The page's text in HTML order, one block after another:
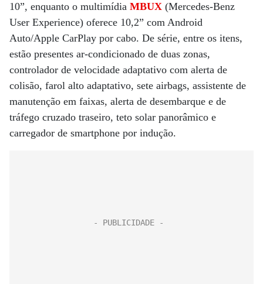
10”, enquanto o multimídia MBUX (Mercedes-Benz
User Experience) oferece 10,2” com Android
Auto/Apple CarPlay por cabo. De série, entre os itens,
estão presentes ar-condicionado de duas zonas,
controlador de velocidade adaptativo com alerta de
colisão, farol alto adaptativo, sete airbags, assistente de
manutenção em faixas, alerta de desembarque e de
tráfego cruzado traseiro, teto solar panorâmico e
carregador de smartphone por indução.